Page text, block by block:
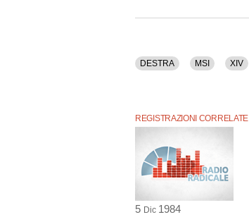
DESTRA MSI XIV
REGISTRAZIONI CORRELATE
5 Dic 1984